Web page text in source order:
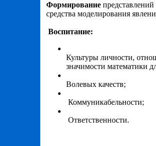
Формирование
средства моделирования
Воспитание:
Культуры личности,
значимости математики
Волевых качеств;
Коммуникабельности;
Ответственности.